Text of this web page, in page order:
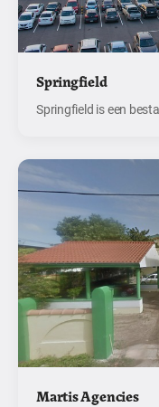
Springfield
Springfield is een
Martis Agencies